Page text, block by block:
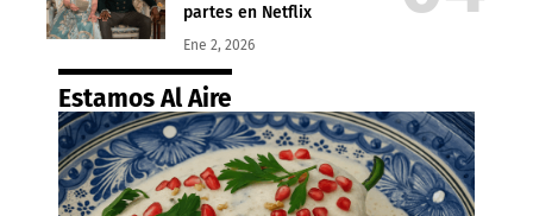
partes en Netflix
Ene 2, 2026
Estamos Al Aire